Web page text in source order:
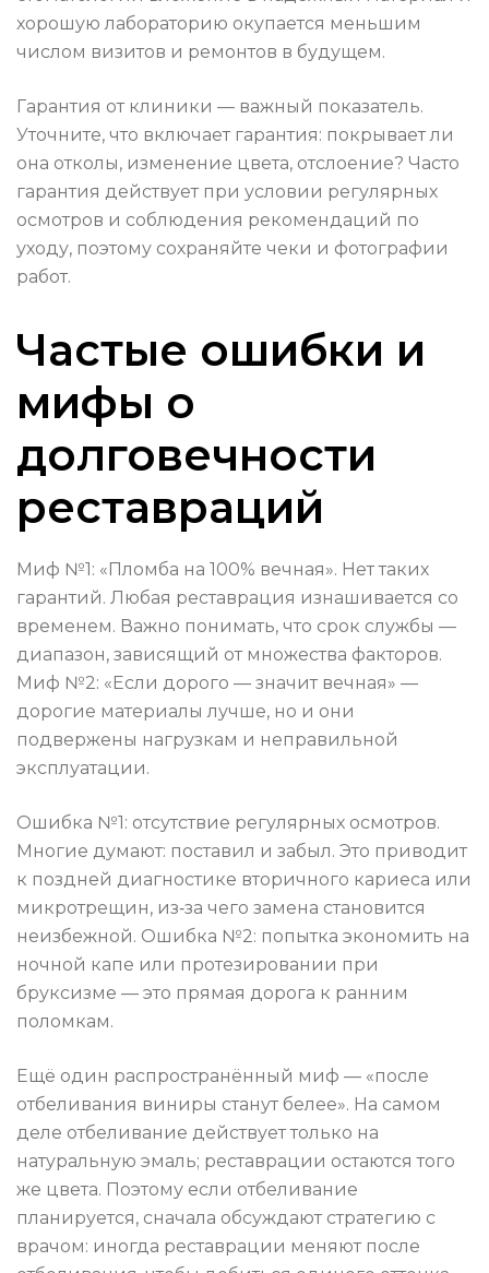
хорошую лабораторию окупается меньшим
числом визитов и ремонтов в будущем.
Гарантия от клиники — важный показатель.
Уточните, что включает гарантия: покрывает ли
она отколы, изменение цвета, отслоение? Часто
гарантия действует при условии регулярных
осмотров и соблюдения рекомендаций по
уходу, поэтому сохраняйте чеки и фотографии
работ.
Частые ошибки и
мифы о
долговечности
реставраций
Миф №1: «Пломба на 100% вечная». Нет таких
гарантий. Любая реставрация изнашивается со
временем. Важно понимать, что срок службы —
диапазон, зависящий от множества факторов.
Миф №2: «Если дорого — значит вечная» —
дорогие материалы лучше, но и они
подвержены нагрузкам и неправильной
эксплуатации.
Ошибка №1: отсутствие регулярных осмотров.
Многие думают: поставил и забыл. Это приводит
к поздней диагностике вторичного кариеса или
микротрещин, из‑за чего замена становится
неизбежной. Ошибка №2: попытка экономить на
ночной капе или протезировании при
бруксизме — это прямая дорога к ранним
поломкам.
Ещё один распространённый миф — «после
отбеливания виниры станут белее». На самом
деле отбеливание действует только на
натуральную эмаль; реставрации остаются того
же цвета. Поэтому если отбеливание
планируется, сначала обсуждают стратегию с
врачом: иногда реставрации меняют после